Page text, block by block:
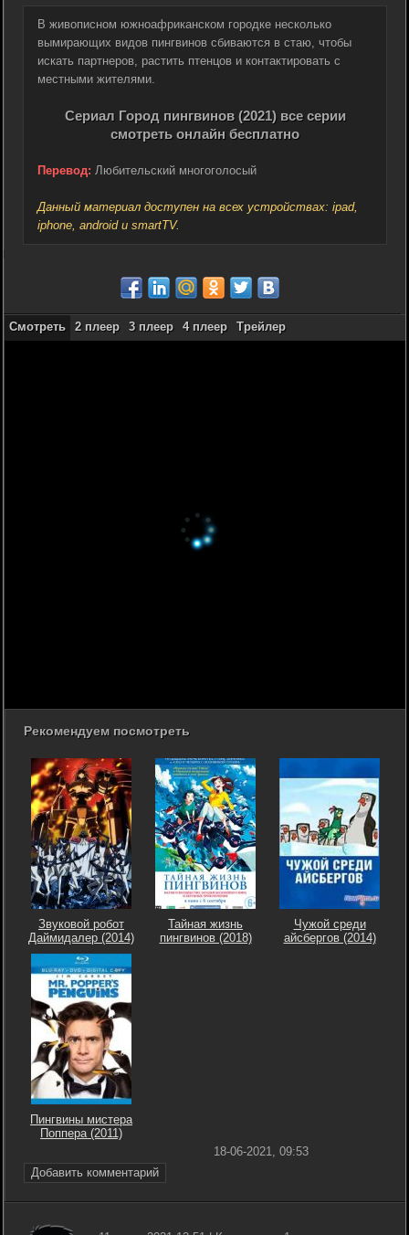
В живописном южноафриканском городке несколько
вымирающих видов пингвинов сбиваются в стаю, чтобы
искать партнеров, растить птенцов и контактировать с
местными жителями.
Сериал Город пингвинов (2021) все серии
смотреть онлайн бесплатно
Перевод: Любительский многоголосый
Данный материал доступен на всех устройствах: ipad,
iphone, android и smartTV.
Смотреть 2 плеер 3 плеер 4 плеер Трейлер
Рекомендуем посмотреть
Звуковой робот
Даймидалер (2014)
Тайная жизнь
пингвинов (2018)
Чужой среди
айсбергов (2014)
Пингвины мистера
Поппера (2011)
Добавить комментарий
18-06-2021, 09:53